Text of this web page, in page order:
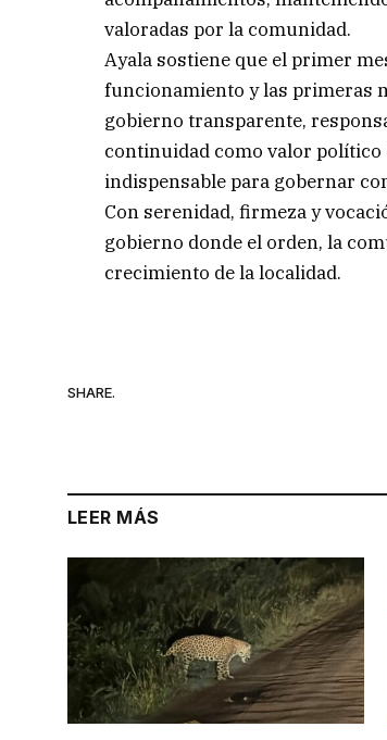
valoradas por la comunidad.
Ayala sostiene que el primer
funcionamiento y las primeras
gobierno transparente,
continuidad como valor
indispensable para gobernar
Con serenidad, firmeza y
gobierno donde el orden, la
crecimiento de la localidad.
SHARE.
LEER MÁS